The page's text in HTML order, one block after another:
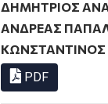
ΔΗΜΗΤΡΙΟΣ
ΑΝΔΡΕΑΣ
PDF